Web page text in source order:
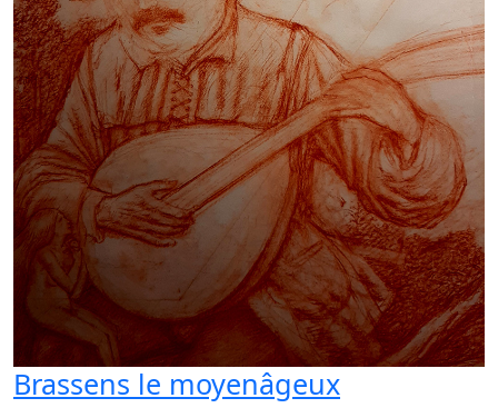
Brassens le moyenâgeux